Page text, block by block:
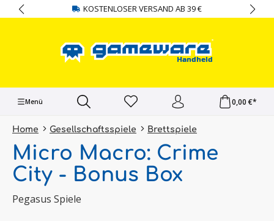
springen KOSTENLOSER VERSAND AB 39 €
Menü 0,00 €*
Home Gesellschaftsspiele Brettspiele
Micro Macro: Crime
City - Bonus Box
Pegasus Spiele